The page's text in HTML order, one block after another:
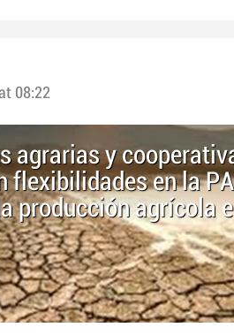
08:22
agrarias y
flexibilidades en la
producción agrícola